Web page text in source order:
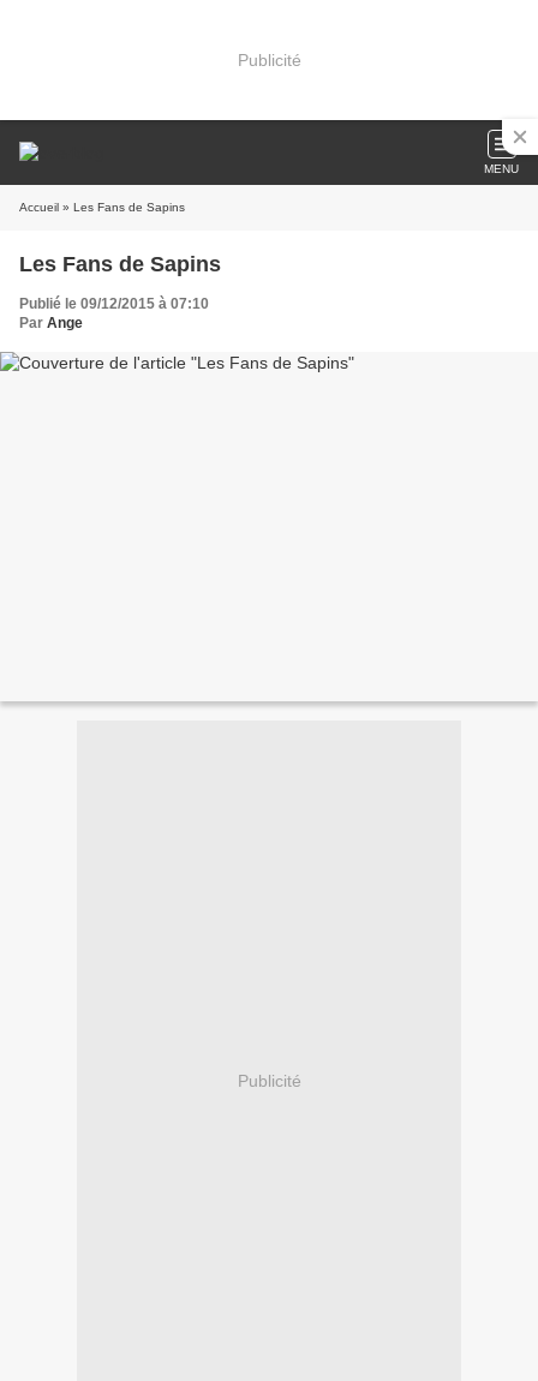
Publicité
MENU
Accueil » Les Fans de Sapins
Les Fans de Sapins
Publié le 09/12/2015 à 07:10
Par Ange
Publicité